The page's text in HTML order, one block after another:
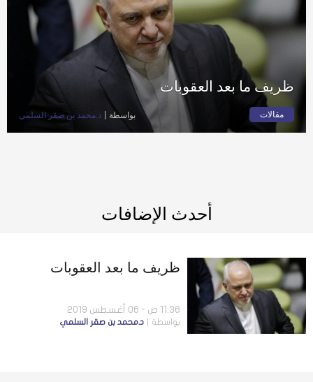
ظريف ما بعد العقوبات
مقالات بواسطة د.محمد بن صقر السلمي
أحدث الإضافات
ظريف ما بعد العقوبات
11:36 ص - 06 أغسطس 2019
بواسطة د.محمد بن صقر السلمي